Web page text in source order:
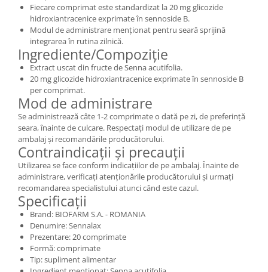
Fiecare comprimat este standardizat la 20 mg glicozide
hidroxiantracenice exprimate în sennoside B.
Modul de administrare menționat pentru seară sprijină
integrarea în rutina zilnică.
Ingrediente/Compoziție
Extract uscat din fructe de Senna acutifolia.
20 mg glicozide hidroxiantracenice exprimate în sennoside B
per comprimat.
Mod de administrare
Se administrează câte 1-2 comprimate o dată pe zi, de preferință
seara, înainte de culcare. Respectați modul de utilizare de pe
ambalaj și recomandările producătorului.
Contraindicații și precauții
Utilizarea se face conform indicațiilor de pe ambalaj. Înainte de
administrare, verificați atenționările producătorului și urmați
recomandarea specialistului atunci când este cazul.
Specificații
Brand: BIOFARM S.A. - ROMANIA
Denumire: Sennalax
Prezentare: 20 comprimate
Formă: comprimate
Tip: supliment alimentar